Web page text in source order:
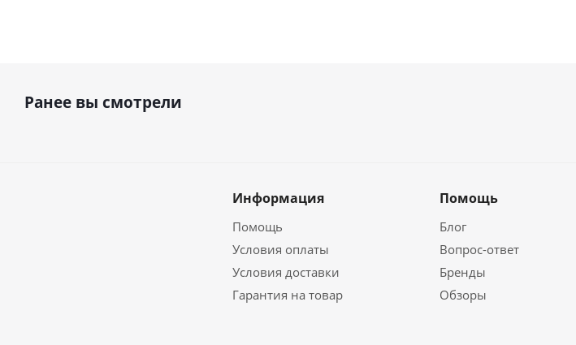
Ранее вы смотрели
Информация
Помощь
Условия оплаты
Условия доставки
Гарантия на товар
Помощь
Блог
Вопрос-ответ
Бренды
Обзоры